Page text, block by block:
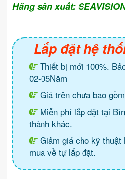
Hãng sản xuất:
Lắp đặt hệ
Thiết bị mới 100%.
02-05Năm
Giá trên chưa bao
Miễn phí lắp đặt tại
thành khác.
Giảm giá cho kỹ thuật
mua về tự lắp đặt.